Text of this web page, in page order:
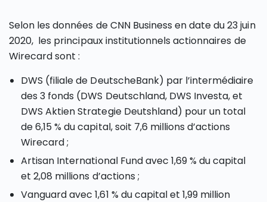
Selon les données de CNN Business en date du 23 juin
2020, les principaux institutionnels actionnaires de
Wirecard sont :
DWS (filiale de DeutscheBank) par l’intermédiaire
des 3 fonds (DWS Deutschland, DWS Investa, et
DWS Aktien Strategie Deutshland) pour un total
de 6,15 % du capital, soit 7,6 millions d’actions
Wirecard ;
Artisan International Fund avec 1,69 % du capital
et 2,08 millions d’actions ;
Vanguard avec 1,61 % du capital et 1,99 million